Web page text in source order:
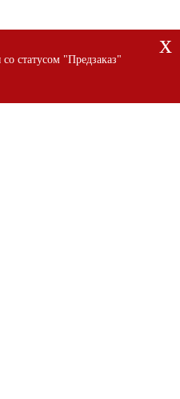
x
статусом "Предзаказ"